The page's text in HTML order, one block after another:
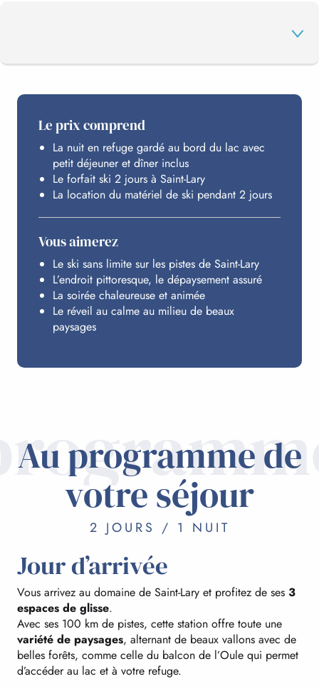
SAINT-LARY
BUDGET
Le prix comprend
La nuit en refuge gardé au bord du lac avec
petit déjeuner et dîner inclus
Le forfait ski 2 jours à Saint-Lary
La location du matériel de ski pendant 2 jours
Vous aimerez
Le ski sans limite sur les pistes de Saint-Lary
L’endroit pittoresque, le dépaysement assuré
La soirée chaleureuse et animée
Le réveil au calme au milieu de beaux
paysages
Au programme de
votre séjour
2 JOURS / 1 NUIT
Jour d’arrivée
Vous arrivez au domaine de Saint-Lary et profitez de ses 3
espaces de glisse.
Avec ses 100 km de pistes, cette station offre toute une
variété de paysages, alternant de beaux vallons avec de
belles forêts, comme celle du balcon de l’Oule qui permet
d’accéder au lac et à votre refuge.